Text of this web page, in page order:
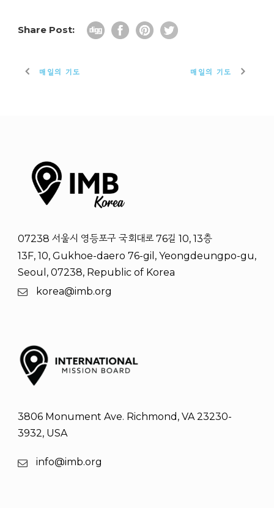
Share Post:
매일의 기도 매일의 기도
07238 서울시 영등포구 국회대로 76길 10, 13층
13F, 10, Gukhoe-daero 76-gil, Yeongdeungpo-gu,
Seoul, 07238, Republic of Korea
korea@imb.org
3806 Monument Ave. Richmond, VA 23230-
3932, USA
info@imb.org